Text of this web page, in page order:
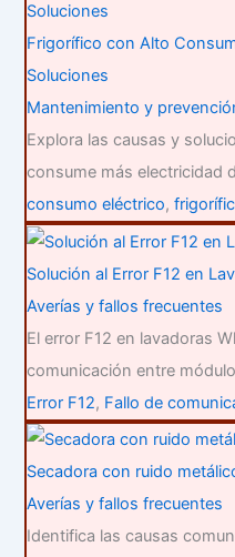
Frigorífico con Alto
Soluciones
Mantenimiento y
Explora las causas y
consume más electricidad
consumo eléctrico,
Solución al Error F12 en
Averías y fallos frecuentes
El error F12 en lavadoras
comunicación entre
Error F12, Fallo de
Secadora con ruido
Averías y fallos frecuentes
Identifica las causas